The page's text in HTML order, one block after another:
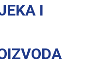
I